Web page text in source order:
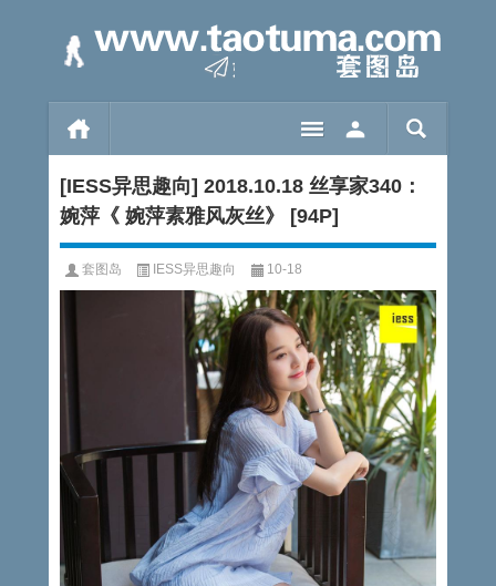
[IESS异思趣向] 2018.10.18 丝享家340：
婉萍《 婉萍素雅风灰丝》 [94P]
套图岛 IESS异思趣向 10-18